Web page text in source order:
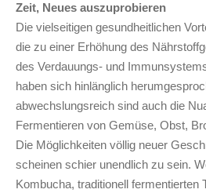
Zeit, Neues auszuprobieren
Die vielseitigen gesundheitlichen
die zu einer Erhöhung des
des Verdauungs- und
haben sich hinlänglich
abwechslungsreich sind auch die
Fermentieren von Gemüse, Obst,
Die Möglichkeiten völlig neuer
scheinen schier unendlich zu sein.
Kombucha, traditionell fermentierten